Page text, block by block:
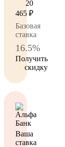
20
465 ₽
Базовая
ставка
16.5%
Получить
скидку
Ваша
ставка